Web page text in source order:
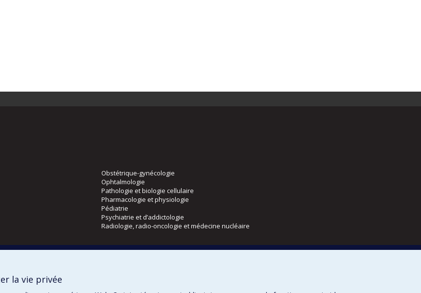
Obstétrique-gynécologie
Ophtalmologie
Pathologie et biologie cellulaire
Pharmacologie et physiologie
Pédiatrie
Psychiatrie et d’addictologie
Radiologie, radio-oncologie et médecine nucléaire
la vie privée